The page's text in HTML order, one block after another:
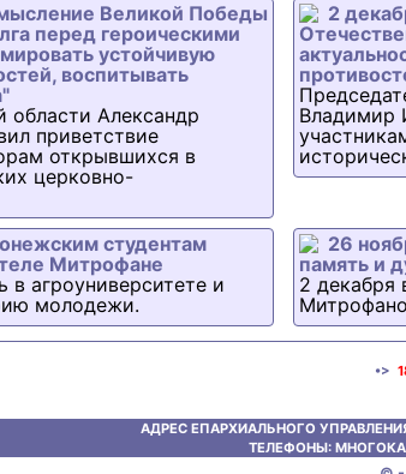
Великой Победы
перед героическими
устойчивую
воспитывать
области Александр
приветствие
открывшихся в
церковно-
2
Владимир
студентам
Митрофане
в агроуниверситете и
молодежи.
26
память и
2 декабря
•>
АДРЕС ЕПАРХИАЛЬНОГО
ТЕЛЕФОНЫ: